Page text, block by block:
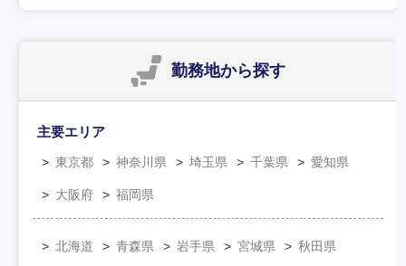
勤務地から探す
主要エリア
東京都 神奈川県 埼玉県 千葉県 愛知県
大阪府 福岡県
北海道 青森県 岩手県 宮城県 秋田県